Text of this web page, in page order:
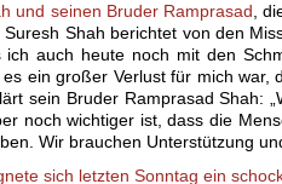
und seinen Bruder Ramprasad ,
Shah berichtet von den
auch heute noch mit den
ein großer Verlust für mich war,
sein Bruder Ramprasad Shah:
noch wichtiger ist, dass die
Wir brauchen Unterstützung
sich letzten Sonntag ein